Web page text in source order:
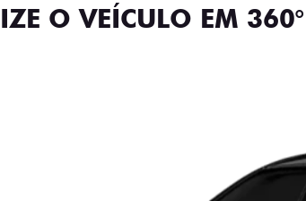
O VEÍCULO EM 360°